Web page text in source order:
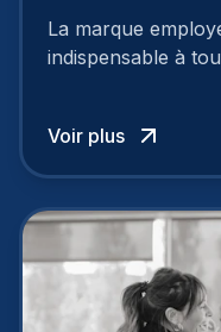
Découvrez les
La marque
indispensable à
employeur solide
travail, pour qu’il
mettre en œuvre
Voir plus